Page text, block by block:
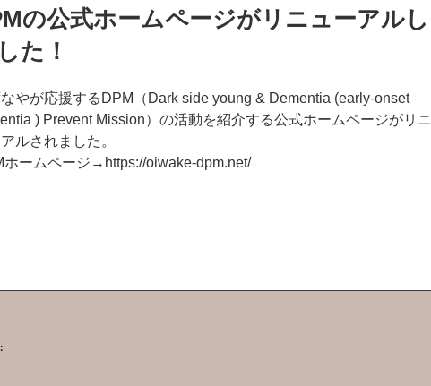
の公式ホームページがリニューアルし
た！
やが応援するDPM（Dark side young & Dementia (early-onset
) Prevent Mission）の活動を紹介する公式ホームページがリニ
ルされました。
ホームページ→https://oiwake-dpm.net/